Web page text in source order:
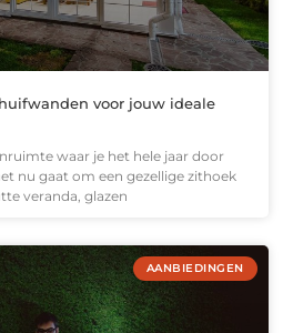
voor jouw ideale
waar je het hele jaar door
nu gaat om een gezellige zithoek
veranda, glazen
AANBIEDINGEN